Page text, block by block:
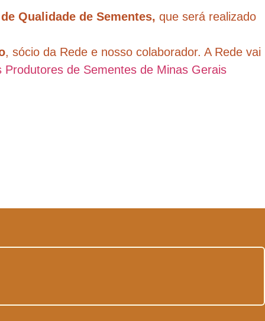
Qualidade de Sementes, que será realizado
, sócio da Rede e nosso colaborador. A Rede vai
Produtores de Sementes de Minas Gerais